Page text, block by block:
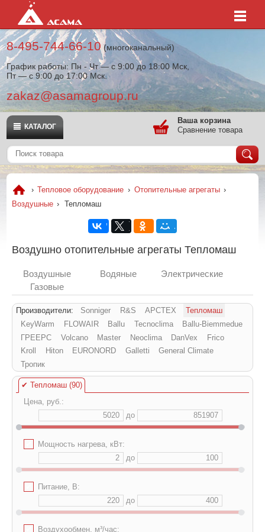
8-495-744-66-10(многоканальный)
График работы: Пн - Чт — с 9:00 до 18:00 Мск,
Пт — с 9:00 до 17:00 Мск.
zakaz@asamagroup.ru
КАТАЛОГ
Ваша корзина
Сравнение товара
› Тепловое оборудование › Отопительные агрегаты ›
Воздушные › Тепломаш
Воздушно отопительные агрегаты Тепломаш
Воздушные Водяные
Электрические
Газовые
Производители: Sonniger R&S АРСТЕХ
Тепломаш
KeyWarm
FLOWAIR Ballu Tecnoclima
Ballu-Biemmedue
ГРЕЕРС
Volcano Master Neoclima DanVex
Frico
Kroll
Hiton EURONORD Galletti
General Climate
Тропик
✔ Тепломаш (90)
Цена, руб.:
до
Мощность нагрева, кВт:
до
Питание, В:
до
Воздухообмен, м³/час: